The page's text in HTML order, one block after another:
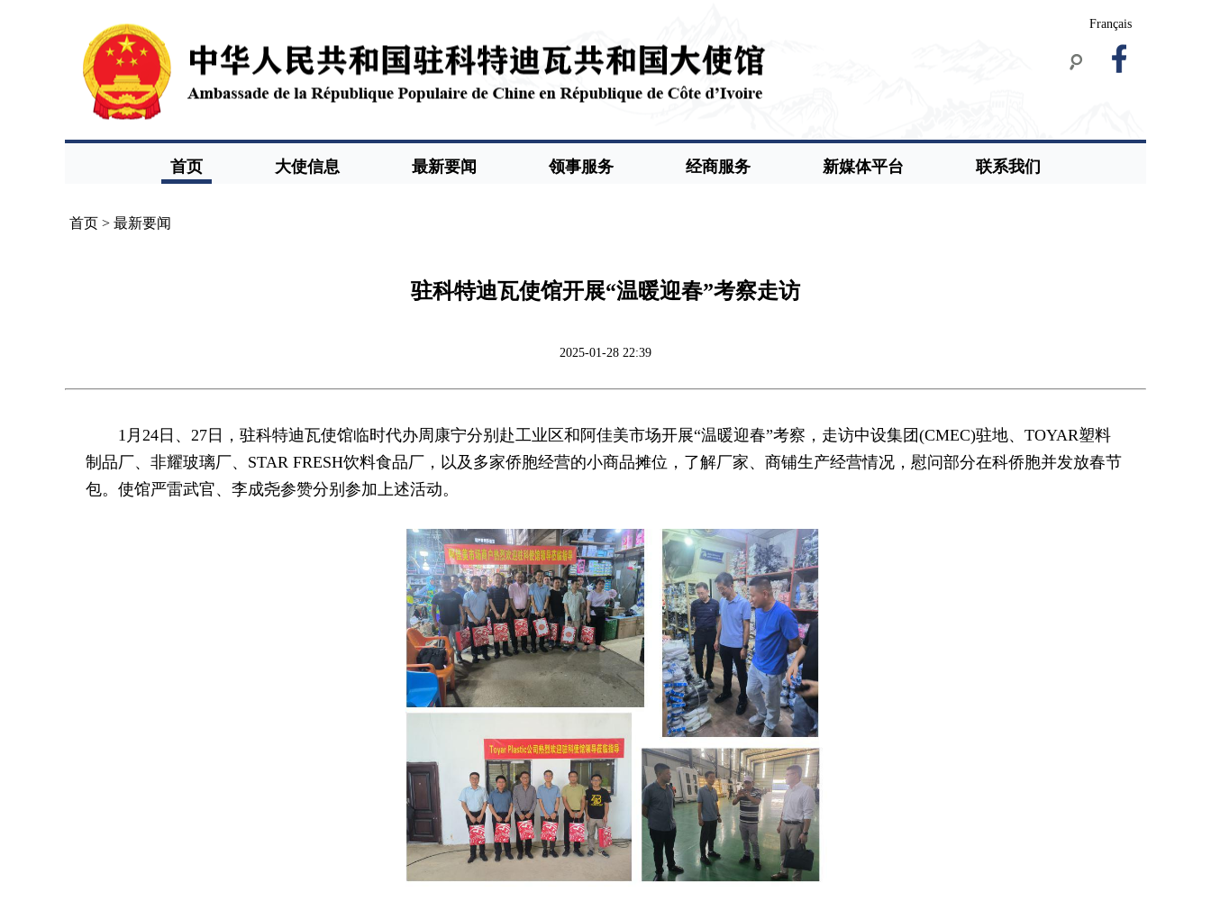
Français
首页 大使信息 最新要闻 领事服务 经商服务 新媒体平台 联系我们
首页 > 最新要闻
驻科特迪瓦使馆开展“温暖迎春”考察走访
2025-01-28 22:39
1月24日、27日，驻科特迪瓦使馆临时代办周康宁分别赴工业区和阿佳美市场开展“温暖迎春”考察，走访中设集团(CMEC)驻地、TOYAR塑料
制品厂、非耀玻璃厂、STAR FRESH饮料食品厂，以及多家侨胞经营的小商品摊位，了解厂家、商铺生产经营情况，慰问部分在科侨胞并发放春节
包。使馆严雷武官、李成尧参赞分别参加上述活动。